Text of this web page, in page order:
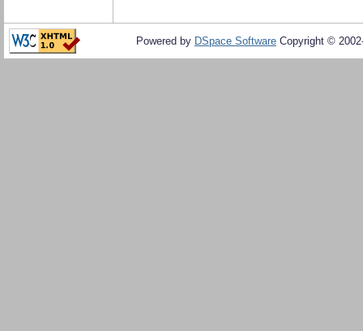
Powered by DSpace Software Copyright ©